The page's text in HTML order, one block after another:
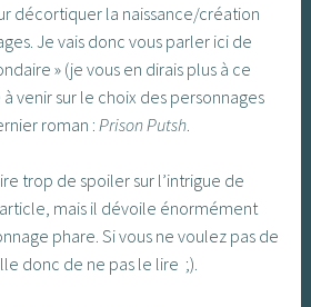
décortiquer la naissance/création
Je vais donc vous parler ici de
» (je vous en dirais plus à ce
venir sur le choix des personnages
roman : Prison Putsh
trop de spoiler sur l’intrigue de
mais il dévoile énormément
phare. Si vous ne voulez pas de
donc de ne pas le lire ;).